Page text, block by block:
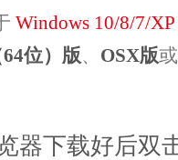
Windows 10/8/7/
位）版、 OSX版或
器下载好后双